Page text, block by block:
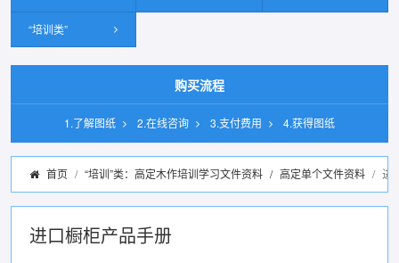
“培训类”
购买流程
1.了解图纸 2.在线咨询 3.支付费用 4.获得图纸
首页 “培训”类：高定木作培训学习文件资料 / 高定单个文件资料 进
进口橱柜产品手册